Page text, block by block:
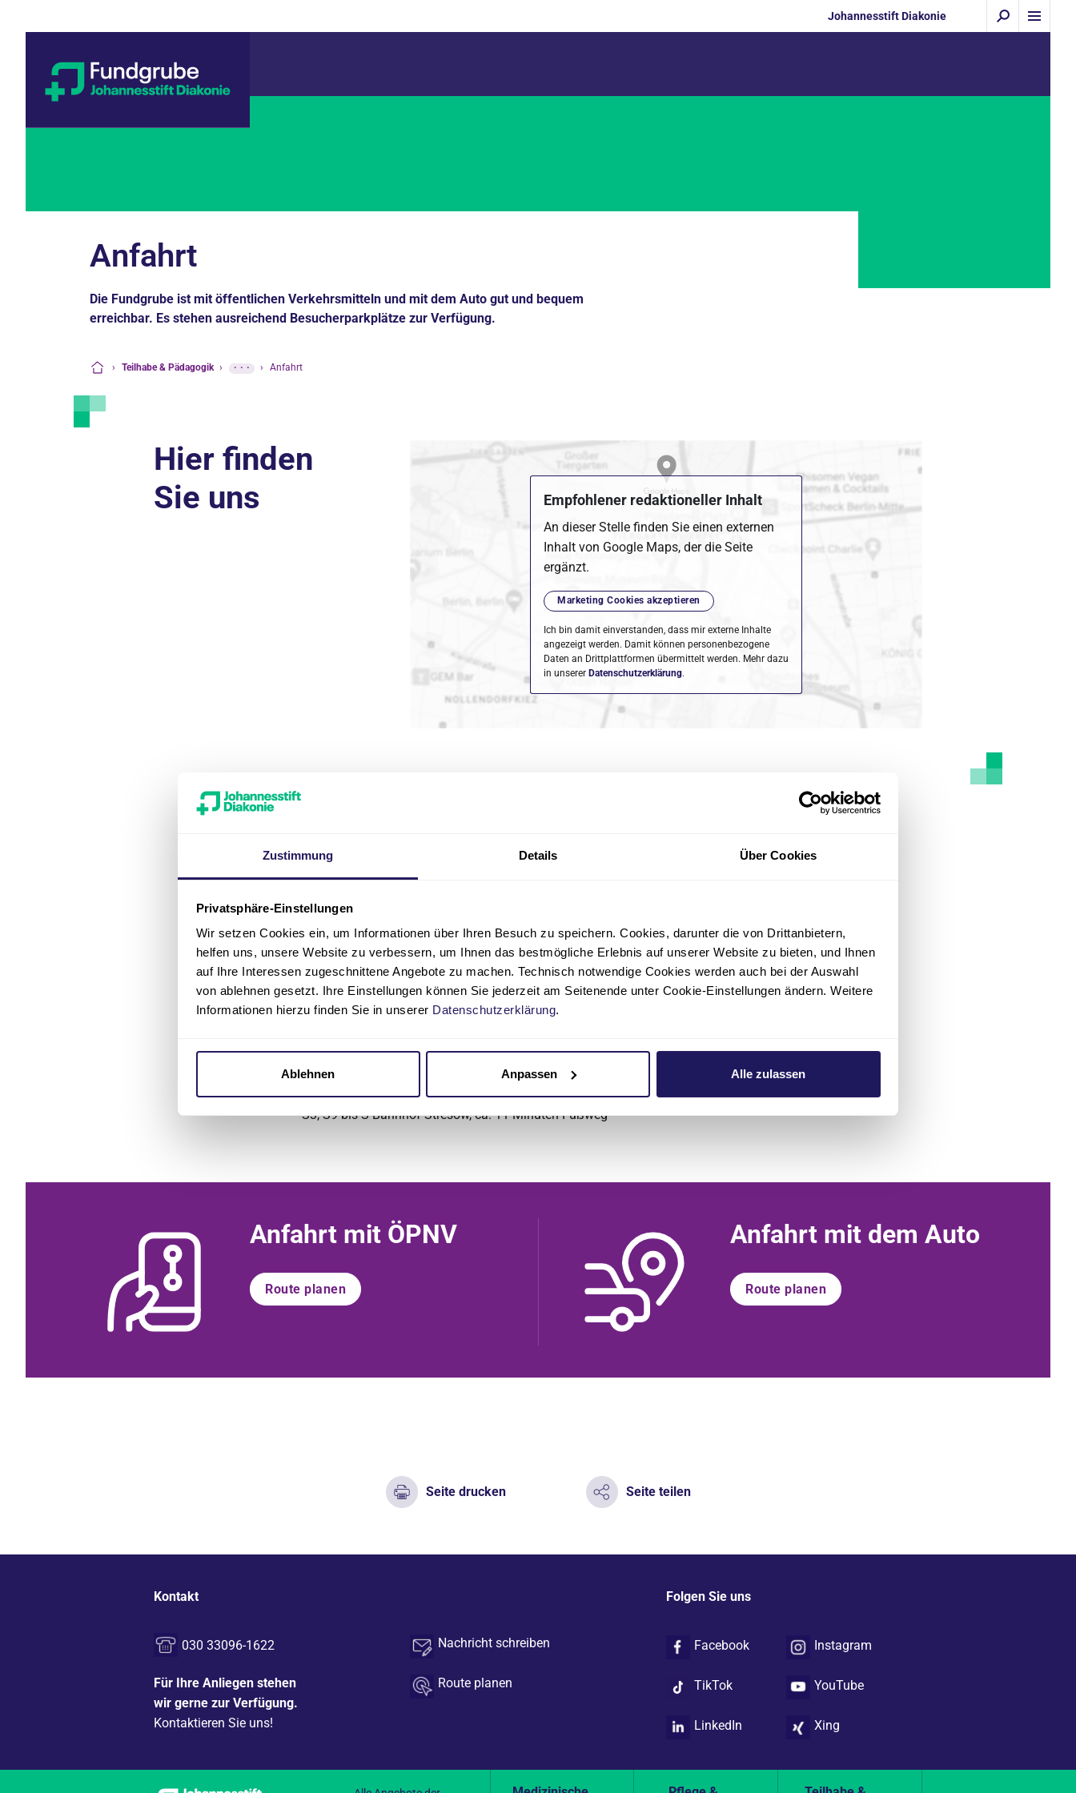
Zustimmung Details Über Cookies
Privatsphäre-Einstellungen
Wir setzen Cookies ein, um Informationen über Ihren Besuch zu speichern. Cookies, darunter die von Drittanbietern,
helfen uns, unsere Website zu verbessern, um Ihnen das bestmögliche Erlebnis auf unserer Website zu bieten, und Ihnen
auf Ihre Interessen zugeschnittene Angebote zu machen. Technisch notwendige Cookies werden auch bei der Auswahl
von ablehnen gesetzt. Ihre Einstellungen können Sie jederzeit am Seitenende unter Cookie-Einstellungen ändern. Weitere
Informationen hierzu finden Sie in unserer Datenschutzerklärung.
Ablehnen Anpassen Alle zulassen
Johannesstift Diakonie
Anfahrt
Die Fundgrube ist mit öffentlichen Verkehrsmitteln und mit dem Auto gut und bequem
erreichbar. Es stehen ausreichend Besucherparkplätze zur Verfügung.
› Teilhabe & Pädagogik › ··· › Anfahrt
Hier finden
Sie uns
Empfohlener redaktioneller Inhalt
An dieser Stelle finden Sie einen externen
Inhalt von Google Maps, der die Seite
ergänzt.
Marketing Cookies akzeptieren
Ich bin damit einverstanden, dass mir externe Inhalte
angezeigt werden. Damit können personenbezogene
Daten an Drittplattformen übermittelt werden. Mehr dazu
in unserer Datenschutzerklärung.
Adresse
Am Oberhafen 16-20
13597 Berlin
Anfahrt mit dem Bus
Bus 131 bis Haltestelle Tiefwerderweg
Anfahrt mit der S-Bahn
S3, S9 bis S-Bahnhof Stresow, ca. 11 Minuten Fußweg
Anfahrt mit ÖPNV
Route planen
Anfahrt mit dem Auto
Route planen
Seite drucken Seite teilen
Kontakt
030 33096-1622
Für Ihre Anliegen stehen
wir gerne zur Verfügung.
Kontaktieren Sie uns!
Nachricht schreiben
Route planen
Folgen Sie uns
Facebook Instagram
TikTok YouTube
LinkedIn Xing